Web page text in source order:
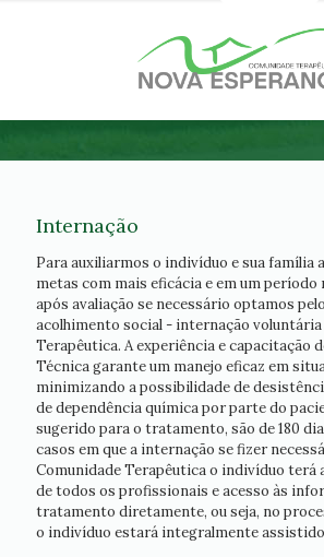
Internação
Para auxiliarmos o indivíduo e sua família
metas com mais eficácia e em um período
após avaliação se necessário optamos
acolhimento social - internação voluntária
Terapêutica. A experiência e capacitação
Técnica garante um manejo eficaz em
minimizando a possibilidade de
de dependência química por parte do
sugerido para o tratamento, são de 180
casos em que a internação se fizer
Comunidade Terapêutica o indivíduo terá
de todos os profissionais e acesso às
tratamento diretamente, ou seja, no
o indivíduo estará integralmente